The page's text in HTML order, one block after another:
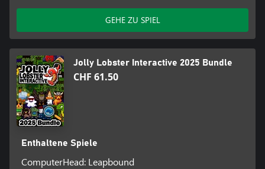
GEHE ZU SPIEL
Jolly Lobster Interactive 2025 Bundle
CHF 61.50
Enthaltene Spiele
ComputerHead: Leapbound